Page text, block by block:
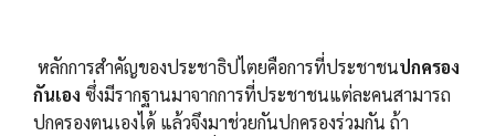
หลักการสำคัญของประชาธิปไตยคือการที่ประชาชนปกครอง
กันเอง ซึ่งมีรากฐานมาจากการที่ประชาชนแต่ละคนสามารถ
ปกครองตนเองได้ แล้วจึงมาช่วยกันปกครองร่วมกัน ถ้า